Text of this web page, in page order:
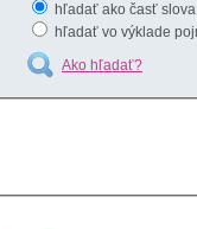
hľadať ako časť slova
hľadať vo výklade
Ako hľadať?